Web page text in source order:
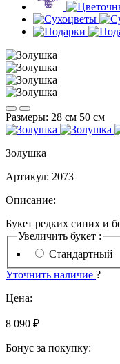
Размеры: 28 см 50 см
Золушка
Артикул: 2073
Описание:
Букет редких синих и
Увеличить букет :
Стандартный
Уточнить наличие ?
Цена:
8 090 ₽
Бонус за покупку: